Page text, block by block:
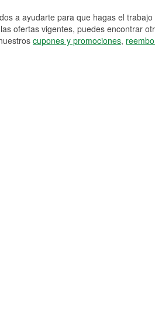
a ayudarte para que hagas el
ofertas vigentes, puedes encontrar
cupones y promociones,